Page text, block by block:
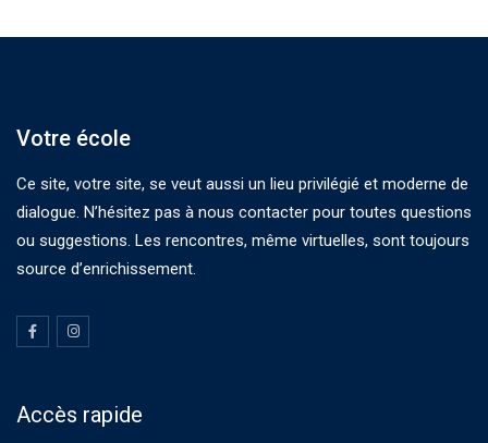
Votre école
Ce site, votre site, se veut aussi un lieu privilégié et moderne de
dialogue. N’hésitez pas à nous contacter pour toutes questions
ou suggestions. Les rencontres, même virtuelles, sont toujours
source d’enrichissement.
Accès rapide